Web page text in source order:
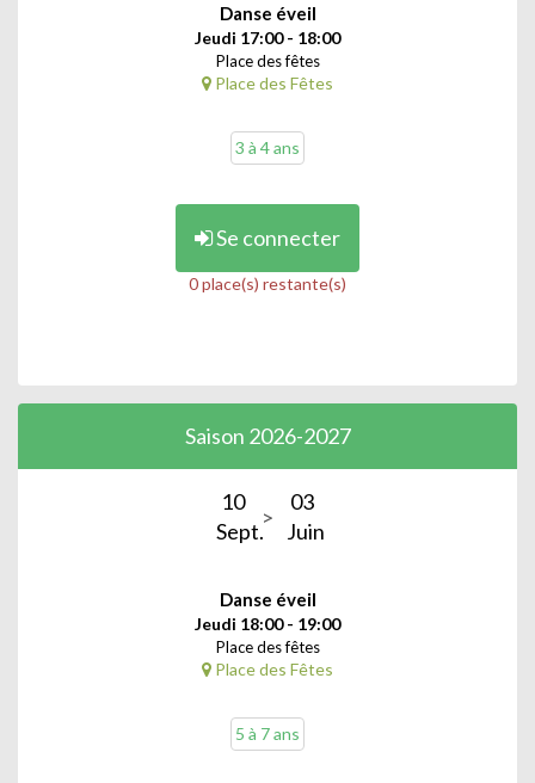
Danse éveil
Jeudi 17:00 - 18:00
Place des fêtes
Place des Fêtes
3 à 4 ans
Se connecter
0 place(s) restante(s)
Saison 2026-2027
10
Sept.
03
Juin
Danse éveil
Jeudi 18:00 - 19:00
Place des fêtes
Place des Fêtes
5 à 7 ans